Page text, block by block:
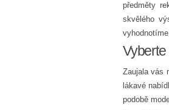
předměty
skvělého
Zaujala vás
lákavé
podobě